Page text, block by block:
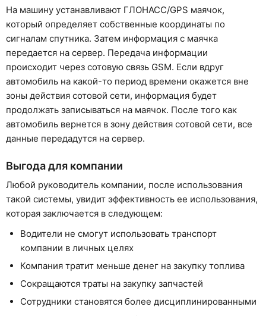
На машину устанавливают ГЛОНАСС/GPS маячок,
который определяет собственные координаты по
сигналам спутника. Затем информация с маячка
передается на сервер. Передача информации
происходит через сотовую связь GSM. Если вдруг
автомобиль на какой-то период времени окажется вне
зоны действия сотовой сети, информация будет
продолжать записываться на маячок. После того как
автомобиль вернется в зону действия сотовой сети, все
данные передадутся на сервер.
Выгода для компании
Любой руководитель компании, после использования
такой системы, увидит эффективность ее использования,
которая заключается в следующем:
Водители не смогут использовать транспорт
компании в личных целях
Компания тратит меньше денег на закупку топлива
Сокращаются траты на закупку запчастей
Сотрудники становятся более дисциплинированными